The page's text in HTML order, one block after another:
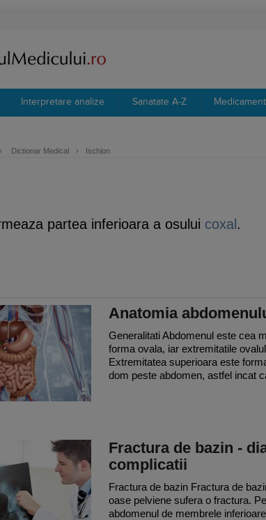
Interpretare analize Sanatate A-Z
› Dictionar Medical › Ischion
partea inferioara a osului coxal .
Anatomia
Generalitati Abdomenul este cea
forma ovala, iar extremitatile
Extremitatea superioara este
dom peste abdomen, astfel incat
Fractura de bazin -
complicatii
Fractura de bazin Fractura de
oase pelviene sufera o fractura.
abdomenul de membrele